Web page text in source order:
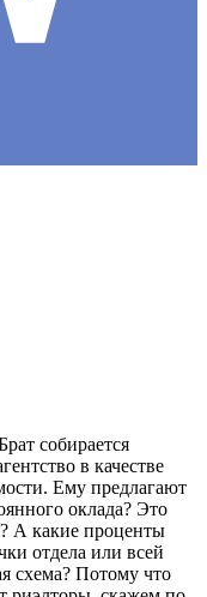
собирается
в качестве
Ему предлагают
оклада? Это
А какие проценты
отдела или всей
схема? Потому что